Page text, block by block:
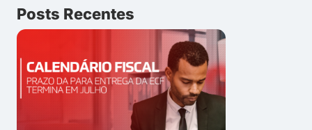
Posts Recentes